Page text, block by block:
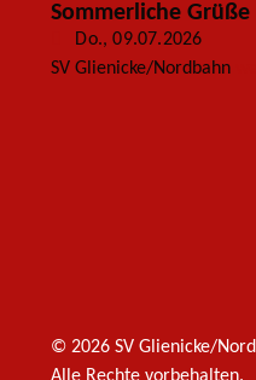
Sommerliche Grüße
Do., 09.07.2026
SV Glienicke/Nordbahn
© 2026 SV Glienicke/